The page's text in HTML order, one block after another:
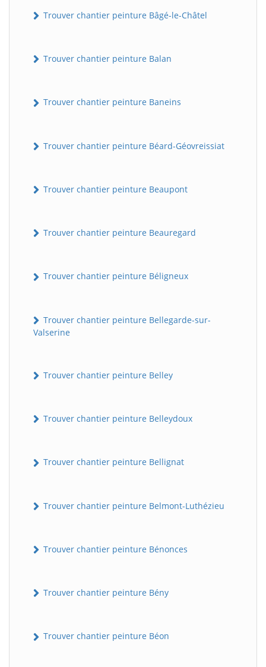
Trouver chantier peinture Bâgé-le-Châtel
Trouver chantier peinture Balan
Trouver chantier peinture Baneins
Trouver chantier peinture Béard-Géovreissiat
Trouver chantier peinture Beaupont
Trouver chantier peinture Beauregard
Trouver chantier peinture Béligneux
Trouver chantier peinture Bellegarde-sur-
Valserine
Trouver chantier peinture Belley
Trouver chantier peinture Belleydoux
Trouver chantier peinture Bellignat
Trouver chantier peinture Belmont-Luthézieu
Trouver chantier peinture Bénonces
Trouver chantier peinture Bény
Trouver chantier peinture Béon